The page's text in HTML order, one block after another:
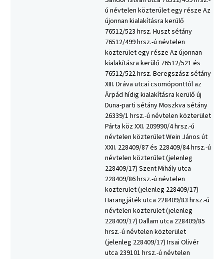
ú névtelen közterület egy része Az
újonnan kialakításra kerülő
76512/523 hrsz. Huszt sétány
76512/499 hrsz.-ú névtelen
közterület egy része Az újonnan
kialakításra kerülő 76512/521 és
76512/522 hrsz. Beregszász sétány
XIII. Dráva utcai csomóponttól az
Árpád hídig kialakításra kerülő új
Duna-parti sétány Moszkva sétány
26339/1 hrsz.-ú névtelen közterület
Párta köz XXI. 209990/4 hrsz.-ú
névtelen közterület Wein János út
XXII. 228409/87 és 228409/84 hrsz.-ú
névtelen közterület (jelenleg
228409/17) Szent Mihály utca
228409/86 hrsz.-ú névtelen
közterület (jelenleg 228409/17)
Harangjáték utca 228409/83 hrsz.-ú
névtelen közterület (jelenleg
228409/17) Dallam utca 228409/85
hrsz.-ú névtelen közterület
(jelenleg 228409/17) Irsai Olivér
utca 239101 hrsz.-ú névtelen